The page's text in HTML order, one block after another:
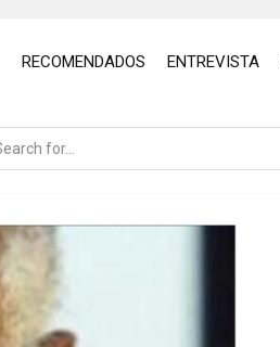
RECOMENDADOS ENTREVISTA